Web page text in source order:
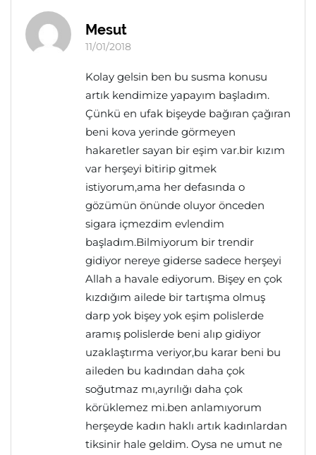
Mesut
11/01/2018
Kolay gelsin ben bu susma konusu
artık kendimize yapayım başladım.
Çünkü en ufak bişeyde bağıran çağıran
beni kova yerinde görmeyen
hakaretler sayan bir eşim var.bir kızım
var herşeyi bitirip gitmek
istiyorum,ama her defasında o
gözümün önünde oluyor önceden
sigara içmezdim evlendim
başladım.Bilmiyorum bir trendir
gidiyor nereye giderse sadece herşeyi
Allah a havale ediyorum. Bişey en çok
kızdığım ailede bir tartışma olmuş
darp yok bişey yok eşim polislerde
aramış polislerde beni alıp gidiyor
uzaklaştırma veriyor,bu karar beni bu
aileden bu kadından daha çok
soğutmaz mı,ayrılığı daha çok
körüklemez mi.ben anlamıyorum
herşeyde kadın haklı artık kadınlardan
tiksinir hale geldim. Oysa ne umut ne